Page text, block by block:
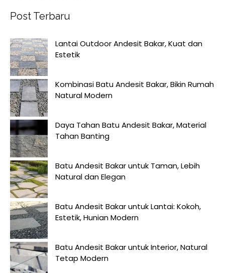
Post Terbaru
Lantai Outdoor Andesit Bakar, Kuat dan
Estetik
Kombinasi Batu Andesit Bakar, Bikin Rumah
Natural Modern
Daya Tahan Batu Andesit Bakar, Material
Tahan Banting
Batu Andesit Bakar untuk Taman, Lebih
Natural dan Elegan
Batu Andesit Bakar untuk Lantai: Kokoh,
Estetik, Hunian Modern
Batu Andesit Bakar untuk Interior, Natural
Tetap Modern